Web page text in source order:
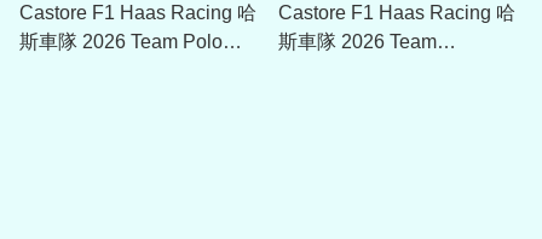
Castore F1 Haas Racing 哈
斯車隊 2026 Team Polo
Castore F1 Haas Racing 哈
斯車隊 2026 Team